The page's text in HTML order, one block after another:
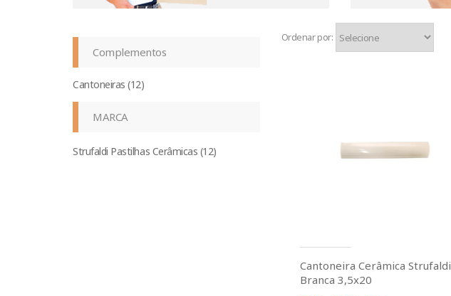
Complementos
Cantoneiras (12)
MARCA
Strufaldi Pastilhas Cerâmicas (12)
Ordenar por:
Cantoneira Cerâmica Strufaldi
Branca 3,5x20